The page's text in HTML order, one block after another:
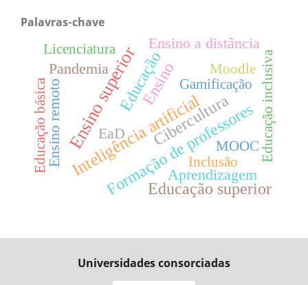
Palavras-chave
Ensino superior
Inteligência artificial
Educação
Ensino
Cibercultura
Formação de professores
Educação superior
EaD
Ensino a distância
Pandemia
Ensino remoto
Aprendizagem
Educação básica Inclusão Educação inclusiva
Gamificação
MOOC
Moodle
Licenciatura
Universidades consorciadas